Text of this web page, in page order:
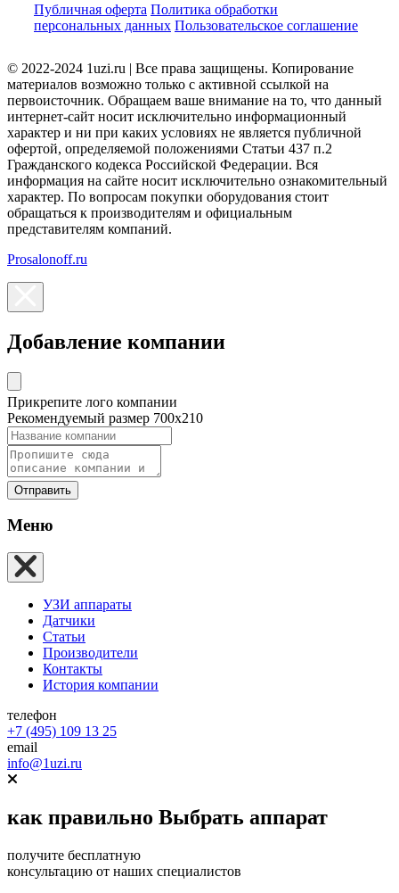
Публичная оферта Политика обработки
персональных данных Пользовательское соглашение
© 2022-2024 1uzi.ru | Все права защищены. Копирование
материалов возможно только с активной ссылкой на
первоисточник. Обращаем ваше внимание на то, что данный
интернет-сайт носит исключительно информационный
характер и ни при каких условиях не является публичной
офертой, определяемой положениями Статьи 437 п.2
Гражданского кодекса Российской Федерации. Вся
информация на сайте носит исключительно ознакомительный
характер. По вопросам покупки оборудования стоит
обращаться к производителям и официальным
представителям компаний.
Prosalonoff.ru
Добавление компании
Прикрепите лого компании
Рекомендуемый размер 700х210
Отправить
Меню
УЗИ аппараты
Датчики
Статьи
Производители
Контакты
История компании
телефон
+7 (495) 109 13 25
email
info@1uzi.ru
как правильно Выбрать аппарат
получите бесплатную
консультацию от наших специалистов